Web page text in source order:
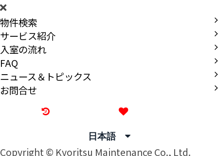
物件検索
サービス紹介
入室の流れ
FAQ
ニュース＆トピックス
お問合せ
日本語
Copyright © Kyoritsu Maintenance Co., Ltd.